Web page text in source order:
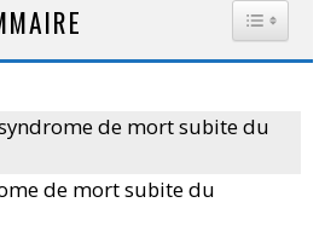
de mort subite du
de mort subite du